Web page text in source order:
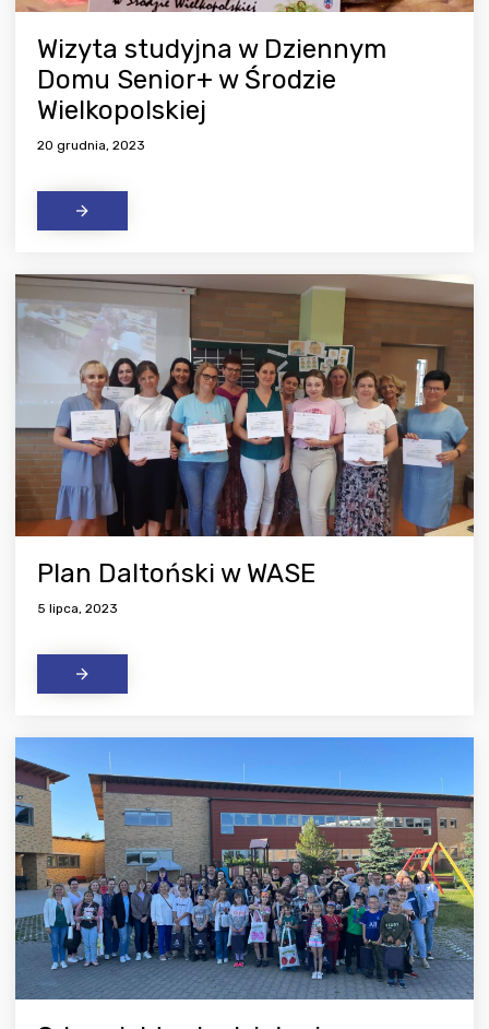
Wizyta studyjna w Dziennym
Domu Senior+ w Środzie
Wielkopolskiej
20 grudnia, 2023
Plan Daltoński w WASE
5 lipca, 2023